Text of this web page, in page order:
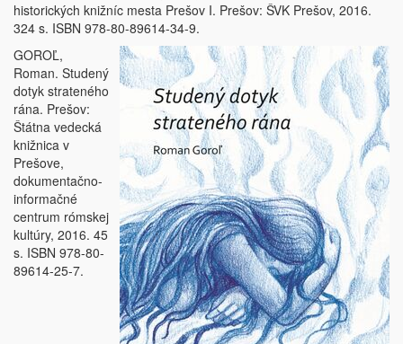
historických knižníc mesta Prešov I. Prešov: ŠVK Prešov, 2016.
324 s. ISBN 978-80-89614-34-9.
GOROĽ,
Roman. Studený
dotyk strateného
rána. Prešov:
Štátna vedecká
knižnica v
Prešove,
dokumentačno-
informačné
centrum rómskej
kultúry, 2016. 45
s. ISBN 978-80-
89614-25-7.